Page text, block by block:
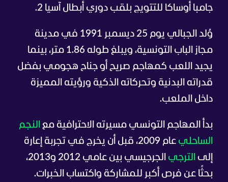
جامبا أوساكا للتتويج بلقب دوري أبطال آسيا 2.
وُلد الجبالي يوم 25 ديسمبر 1991 في مدينة
مجاز الباب التونسية، ويبلغ طوله 1.86 متر، بينما
يجيد اللعب كمهاجم صريح أو جناح هجومي بفضل
قدراته البدنية وتحركاته الذكية ورؤيته المميزة
داخل الملعب.
بدأ المهاجم التونسي مسيرته الاحترافية مع النجم
الساحلي
عام 2009، قبل أن يخرج في تجربة إعارة
إلى الترجي
الجرجيسي بين عامي 2012 و2013،
بحثًا عن فرص أكبر للمشاركة واكتساب الخبرات.